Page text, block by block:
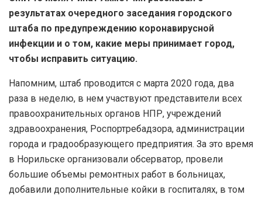
результатах очередного заседания городского
штаба по предупреждению коронавирусной
инфекции и о том, какие меры принимает город,
чтобы исправить ситуацию.
Напомним, штаб проводится с марта 2020 года, два
раза в неделю, в нем участвуют представители всех
правоохранительных органов НПР, учреждений
здравоохранения, Роспортребадзора, администрации
города и градообразующего предприятия. За это время
в Норильске организовали обсерватор, провели
большие объемы ремонтных работ в больницах,
добавили дополнительные койки в госпиталях, в том